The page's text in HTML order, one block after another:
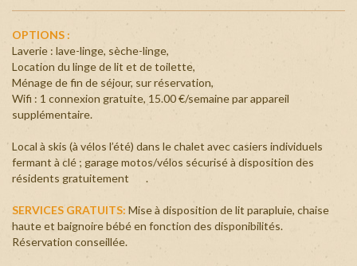
OPTIONS :
Laverie : lave-linge, sèche-linge,
Location du linge de lit et de toilette,
Ménage de fin de séjour, sur réservation,
Wifi : 1 connexion gratuite, 15.00 €/semaine par appareil
supplémentaire.
Local à skis (à vélos l’été) dans le chalet avec casiers individuels
fermant à clé ; garage motos/vélos sécurisé à disposition des
résidents gratuitement .
SERVICES GRATUITS: Mise à disposition de lit parapluie, chaise
haute et baignoire bébé en fonction des disponibilités.
Réservation conseillée.